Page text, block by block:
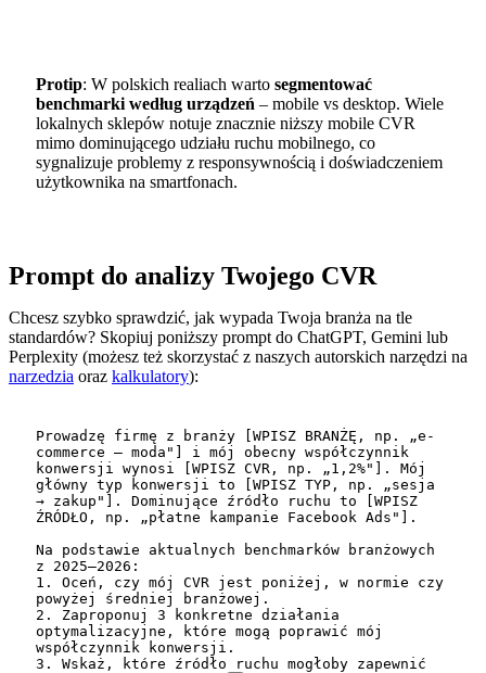
Protip: W polskich realiach warto segmentować
benchmarki według urządzeń – mobile vs desktop. Wiele
lokalnych sklepów notuje znacznie niższy mobile CVR
mimo dominującego udziału ruchu mobilnego, co
sygnalizuje problemy z responsywnością i doświadczeniem
użytkownika na smartfonach.
Prompt do analizy Twojego CVR
Chcesz szybko sprawdzić, jak wypada Twoja branża na tle
standardów? Skopiuj poniższy prompt do ChatGPT, Gemini lub
Perplexity (możesz też skorzystać z naszych autorskich narzędzi na
narzedzia oraz kalkulatory):
Prowadzę firmę z branży [WPISZ BRANŻĘ, np. „e-
commerce – moda"] i mój obecny współczynnik
konwersji wynosi [WPISZ CVR, np. „1,2%"]. Mój
główny typ konwersji to [WPISZ TYP, np. „sesja
→ zakup"]. Dominujące źródło ruchu to [WPISZ
ŹRÓDŁO, np. „płatne kampanie Facebook Ads"].
Na podstawie aktualnych benchmarków branżowych
z 2025–2026:
1. Oceń, czy mój CVR jest poniżej, w normie czy
powyżej średniej branżowej.
2. Zaproponuj 3 konkretne działania
optymalizacyjne, które mogą poprawić mój
współczynnik konwersji.
3. Wskaż, które źródło ruchu mogłoby zapewnić